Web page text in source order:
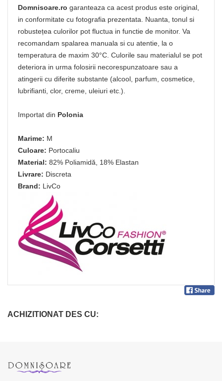
Domnisoare.ro garanteaza ca acest produs este original,
in conformitate cu fotografia prezentata. Nuanta, tonul si
robustețea culorilor pot fluctua in functie de monitor. Va
recomandam spalarea manuala si cu atentie, la o
temperatura de maxim 30°C. Culorile sau materialul se pot
deteriora in urma folosirii necorespunzatoare sau a
atingerii cu diferite substante (alcool, parfum, cosmetice,
lubrifianti, clor, creme, uleiuri etc.).
Importat din Polonia
Marime: M
Culoare: Portocaliu
Material: 82% Poliamidă, 18% Elastan
Livrare: Discreta
Brand: LivCo
ACHIZITIONAT DES CU: